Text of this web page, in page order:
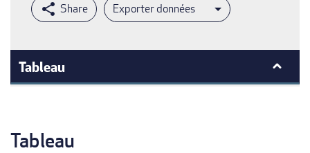
Exporter données
Tableau
Tableau